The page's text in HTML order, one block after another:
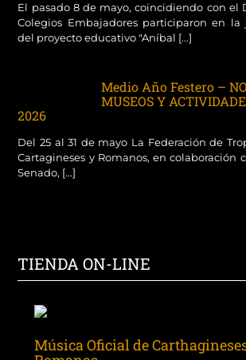
El pasado 8 de mayo, coincidiendo con el
Colegios Embajadores participaron en
del proyecto educativo "Aníbal [...]
Medio Año Festero –
MUSEOS Y
2026
Del 25 al 31 de mayo La Federación de
Cartagineses y Romanos, en colaboración
Senado, [...]
TIENDA ON-LINE
Música Oficial de